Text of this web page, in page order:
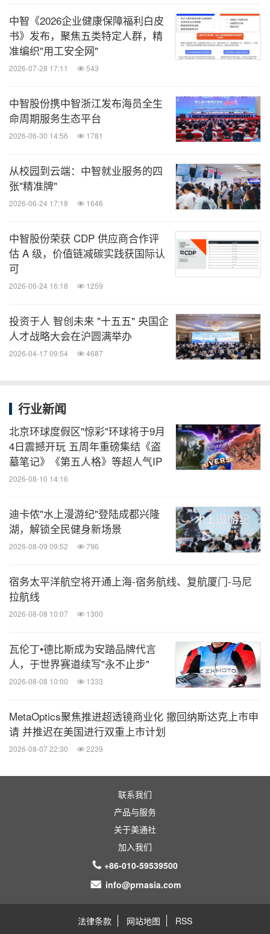
中智《2026企业健康保障福利白皮
书》发布，聚焦五类特定人群，精
准编织"用工安全网"
2026-07-28 17:11 543
中智股份携中智浙江发布海员全生
命周期服务生态平台
2026-06-30 14:56 1781
从校园到云端：中智就业服务的四
张"精准牌"
2026-06-24 17:18 1646
中智股份荣获 CDP 供应商合作评
估 A 级，价值链减碳实践获国际认
可
2026-06-24 16:18 1259
投资于人 智创未来 "十五五" 央国企
人才战略大会在沪圆满举办
2026-04-17 09:54 4687
行业新闻
北京环球度假区"惊彩"环球将于9月
4日震撼开玩 五周年重磅集结《盗
墓笔记》《第五人格》等超人气IP
2026-08-10 14:16
迪卡侬"水上漫游纪"登陆成都兴隆
湖，解锁全民健身新场景
2026-08-09 09:52 796
宿务太平洋航空将开通上海-宿务航线、复航厦门-马尼
拉航线
2026-08-08 10:07 1300
瓦伦丁•德比斯成为安踏品牌代言
人，于世界赛道续写"永不止步"
2026-08-08 10:00 1333
MetaOptics聚焦推进超透镜商业化 撤回纳斯达克上市申
请 并推迟在美国进行双重上市计划
2026-08-07 22:30 2239
联系我们
产品与服务
关于美通社
加入我们
+86-010-59539500
info@prnasia.com
法律条款 网站地图 RSS